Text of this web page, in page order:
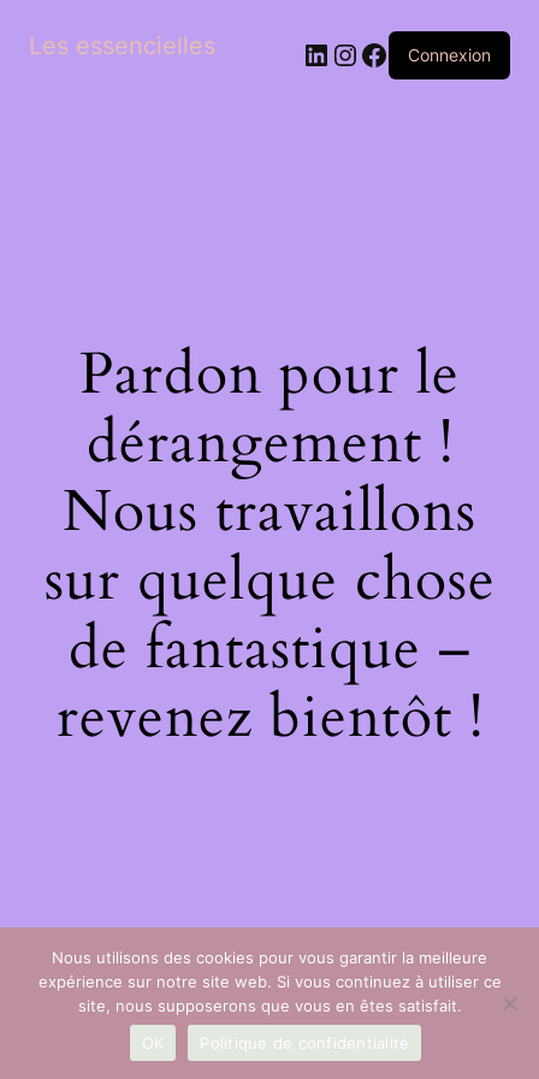
Les essencielles LinkedIn
Instagram
Facebook
Connexion
Pardon pour le
dérangement !
Nous travaillons
sur quelque chose
de fantastique –
revenez bientôt !
Nous utilisons des cookies pour vous garantir la meilleure
expérience sur notre site web. Si vous continuez à utiliser ce
site, nous supposerons que vous en êtes satisfait.
OK
Politique de confidentialité